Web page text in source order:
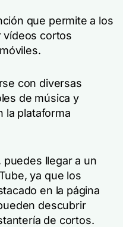
que permite a los
vídeos cortos
con diversas
de música y
la plataforma
llegar a un
ya que los
en la página
descubrir
de cortos.